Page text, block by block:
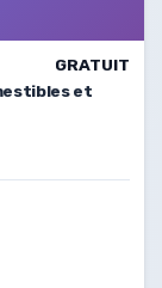
GRATUIT
et